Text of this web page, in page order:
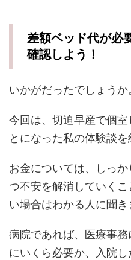
差額ベッド代が必
確認しよう！
いかがだったでしょうか
今回は、切迫早産で個
とになった私の体験談を
お金については、しっ
つ不安を解消していく
い場合はわかる人に聞き
病院であれば、医療事
にいくら必要か、入院